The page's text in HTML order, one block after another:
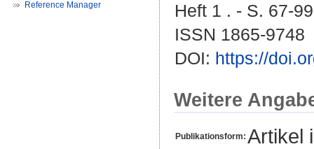
Reference Manager
Heft 1 . - S. 67-
ISSN 1865-9748
DOI: https://
Weitere
Publikationsform: Artikel